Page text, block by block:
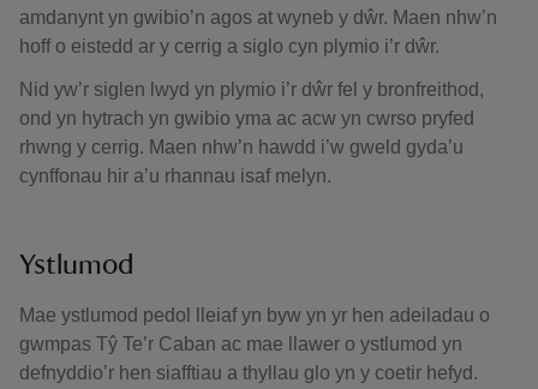
amdanynt yn gwibio’n agos at wyneb y dŵr. Maen nhw’n
hoff o eistedd ar y cerrig a siglo cyn plymio i’r dŵr.
Nid yw’r siglen lwyd yn plymio i’r dŵr fel y bronfreithod,
ond yn hytrach yn gwibio yma ac acw yn cwrso pryfed
rhwng y cerrig. Maen nhw’n hawdd i’w gweld gyda’u
cynffonau hir a’u rhannau isaf melyn.
Ystlumod
Mae ystlumod pedol lleiaf yn byw yn yr hen adeiladau o
gwmpas Tŷ Te’r Caban ac mae llawer o ystlumod yn
defnyddio’r hen siafftiau a thyllau glo yn y coetir hefyd.